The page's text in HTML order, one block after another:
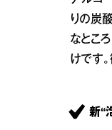
りの炭
なとこ
けです
新“